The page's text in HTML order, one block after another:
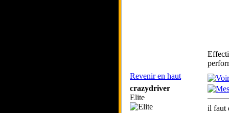
Revenir en haut
crazydriver
Elite
il faut